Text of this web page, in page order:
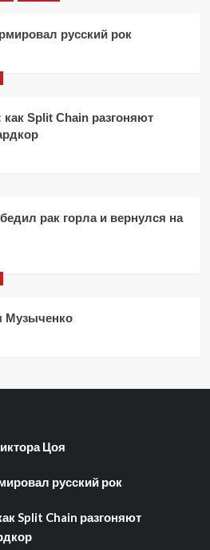
русский рок
Split Chain разгоняют
рак горла и вернулся на
Музыченко
Цоя
русский рок
Split Chain разгоняют